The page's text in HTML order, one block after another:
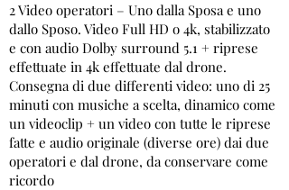
2 Video operatori – Uno dalla Sposa e uno
dallo Sposo. Video Full HD o 4k, stabilizzato
e con audio Dolby surround 5.1 + riprese
effettuate in 4k effettuate dal drone.
Consegna di due differenti video: uno di 25
minuti con musiche a scelta, dinamico come
un videoclip + un video con tutte le riprese
fatte e audio originale (diverse ore) dai due
operatori e dal drone, da conservare come
ricordo